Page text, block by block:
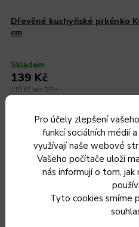
Pro účely zlepšení
funkcí sociálních médií
využívají naše webové
Vašeho počítače uloží
nás informují o tom,
Tyto cookies smíme
Dřevěné kuchyňské prkénko
cm
Skladem
115 Kč bez DPH
139 Kč